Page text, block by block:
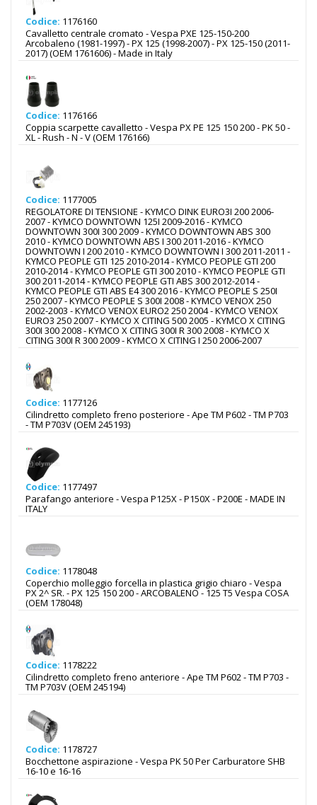
Codice: 1176160
Cavalletto centrale cromato - Vespa PXE 125-150-200
Arcobaleno (1981-1997) - PX 125 (1998-2007) - PX 125-150 (2011-
2017) (OEM 1761606) - Made in Italy
Codice: 1176166
Coppia scarpette cavalletto - Vespa PX PE 125 150 200 - PK 50 -
XL - Rush - N - V (OEM 176166)
Codice: 1177005
REGOLATORE DI TENSIONE - KYMCO DINK EURO3I 200 2006-
2007 - KYMCO DOWNTOWN 125I 2009-2016 - KYMCO
DOWNTOWN 300I 300 2009 - KYMCO DOWNTOWN ABS 300
2010 - KYMCO DOWNTOWN ABS I 300 2011-2016 - KYMCO
DOWNTOWN I 200 2010 - KYMCO DOWNTOWN I 300 2011-2011 -
KYMCO PEOPLE GTI 125 2010-2014 - KYMCO PEOPLE GTI 200
2010-2014 - KYMCO PEOPLE GTI 300 2010 - KYMCO PEOPLE GTI
300 2011-2014 - KYMCO PEOPLE GTI ABS 300 2012-2014 -
KYMCO PEOPLE GTI ABS E4 300 2016 - KYMCO PEOPLE S 250I
250 2007 - KYMCO PEOPLE S 300I 2008 - KYMCO VENOX 250
2002-2003 - KYMCO VENOX EURO2 250 2004 - KYMCO VENOX
EURO3 250 2007 - KYMCO X CITING 500 2005 - KYMCO X CITING
300I 300 2008 - KYMCO X CITING 300I R 300 2008 - KYMCO X
CITING 300I R 300 2009 - KYMCO X CITING I 250 2006-2007
Codice: 1177126
Cilindretto completo freno posteriore - Ape TM P602 - TM P703
- TM P703V (OEM 245193)
Codice: 1177497
Parafango anteriore - Vespa P125X - P150X - P200E - MADE IN
ITALY
Codice: 1178048
Coperchio molleggio forcella in plastica grigio chiaro - Vespa
PX 2^ SR. - PX 125 150 200 - ARCOBALENO - 125 T5 Vespa COSA
(OEM 178048)
Codice: 1178222
Cilindretto completo freno anteriore - Ape TM P602 - TM P703 -
TM P703V (OEM 245194)
Codice: 1178727
Bocchettone aspirazione - Vespa PK 50 Per Carburatore SHB
16-10 e 16-16